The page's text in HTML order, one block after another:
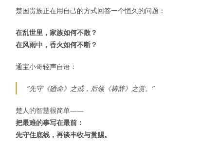
楚国贵族正在用自己的方式回答一个恒久的问题：
在乱世里，家族如何不散？
在风雨中，香火如何不断？
通宝小哥轻声自语：
“先守《廼命》之戒，后领《祷辞》之赏。”
楚人的智慧很简单——
把最难的事写在最前：
先守住底线，再谈丰收与赏赐。